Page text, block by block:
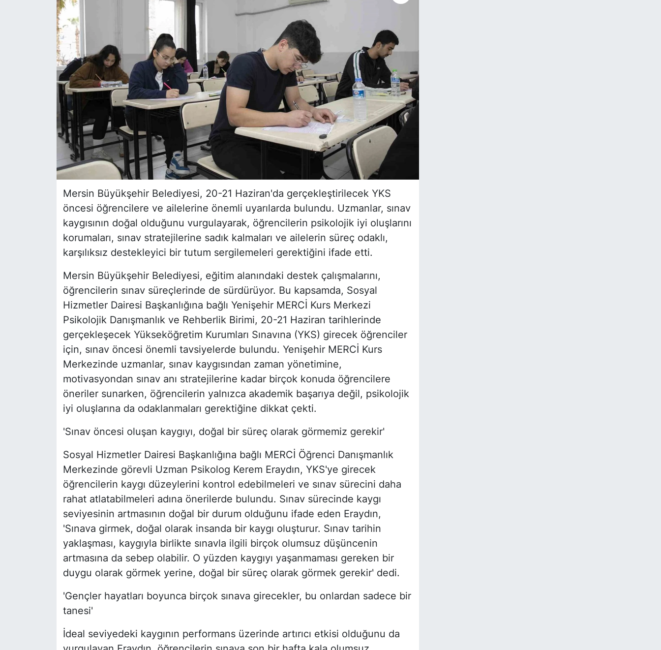
Mersin Büyükşehir Belediyesi, 20-21 Haziran'da gerçekleştirilecek YKS
öncesi öğrencilere ve ailelerine önemli uyarılarda bulundu. Uzmanlar, sınav
kaygısının doğal olduğunu vurgulayarak, öğrencilerin psikolojik iyi oluşlarını
korumaları, sınav stratejilerine sadık kalmaları ve ailelerin süreç odaklı,
karşılıksız destekleyici bir tutum sergilemeleri gerektiğini ifade etti.
Mersin Büyükşehir Belediyesi, eğitim alanındaki destek çalışmalarını,
öğrencilerin sınav süreçlerinde de sürdürüyor. Bu kapsamda, Sosyal
Hizmetler Dairesi Başkanlığına bağlı Yenişehir MERCİ Kurs Merkezi
Psikolojik Danışmanlık ve Rehberlik Birimi, 20-21 Haziran tarihlerinde
gerçekleşecek Yükseköğretim Kurumları Sınavına (YKS) girecek öğrenciler
için, sınav öncesi önemli tavsiyelerde bulundu. Yenişehir MERCİ Kurs
Merkezinde uzmanlar, sınav kaygısından zaman yönetimine,
motivasyondan sınav anı stratejilerine kadar birçok konuda öğrencilere
öneriler sunarken, öğrencilerin yalnızca akademik başarıya değil, psikolojik
iyi oluşlarına da odaklanmaları gerektiğine dikkat çekti.
'Sınav öncesi oluşan kaygıyı, doğal bir süreç olarak görmemiz gerekir'
Sosyal Hizmetler Dairesi Başkanlığına bağlı MERCİ Öğrenci Danışmanlık
Merkezinde görevli Uzman Psikolog Kerem Eraydın, YKS'ye girecek
öğrencilerin kaygı düzeylerini kontrol edebilmeleri ve sınav sürecini daha
rahat atlatabilmeleri adına önerilerde bulundu. Sınav sürecinde kaygı
seviyesinin artmasının doğal bir durum olduğunu ifade eden Eraydın,
'Sınava girmek, doğal olarak insanda bir kaygı oluşturur. Sınav tarihin
yaklaşması, kaygıyla birlikte sınavla ilgili birçok olumsuz düşüncenin
artmasına da sebep olabilir. O yüzden kaygıyı yaşanmaması gereken bir
duygu olarak görmek yerine, doğal bir süreç olarak görmek gerekir' dedi.
'Gençler hayatları boyunca birçok sınava girecekler, bu onlardan sadece bir
tanesi'
İdeal seviyedeki kaygının performans üzerinde artırıcı etkisi olduğunu da
Siyaset
YEREL HABER
Haberde insan
Tanıtım